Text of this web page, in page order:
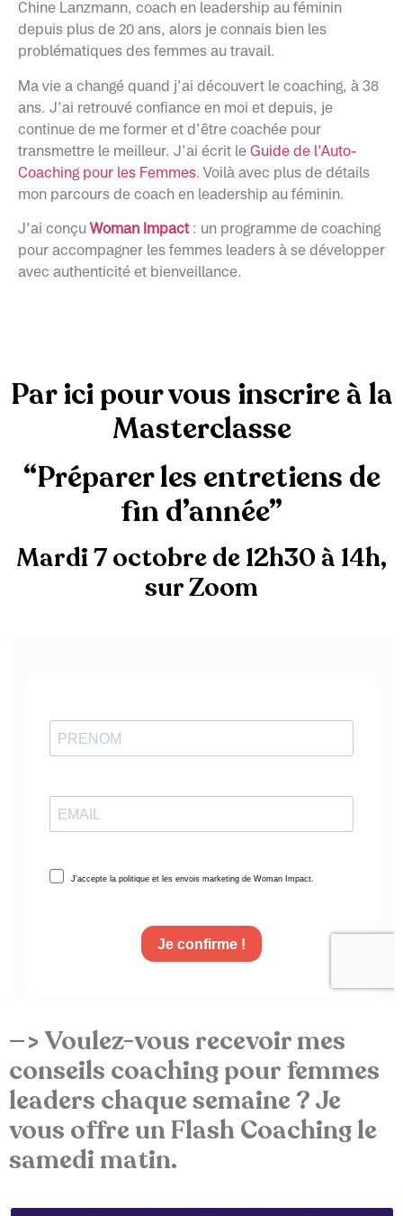
Chine Lanzmann, coach en leadership au féminin
depuis plus de 20 ans, alors je connais bien les
problématiques des femmes au travail.
Ma vie a changé quand j’ai découvert le coaching, à 38
ans. J’ai retrouvé confiance en moi et depuis, je
continue de me former et d’être coachée pour
transmettre le meilleur. J’ai écrit le Guide de l’Auto-
Coaching pour les Femmes . Voilà avec plus de détails
mon parcours de coach en leadership au féminin.
J’ai conçuWoman Impact: un programme de coaching
pour accompagner les femmes leaders à se développer
avec authenticité et bienveillance.
Par ici pour vous inscrire à la
Masterclasse
“Préparer les entretiens de
fin d’année”
Mardi 7 octobre de 12h30 à 14h,
sur Zoom
—> Voulez-vous recevoir mes
conseils coaching pour femmes
leaders chaque semaine ? Je
vous offre un Flash Coaching le
samedi matin.